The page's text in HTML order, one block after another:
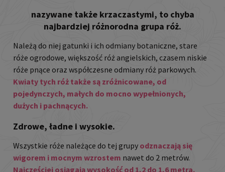
nazywane także krzaczastymi, to chyba
najbardziej różnorodna grupa róż.
Należą do niej gatunki i ich odmiany botaniczne, stare
róże ogrodowe, większość róż angielskich, czasem niskie
róże pnące oraz współczesne odmiany róż parkowych.
Kwiaty tych róż także są zróżnicowane, od
pojedynczych, małych do mocno wypełnionych,
dużych i pachnących.
Zdrowe, ładne i wysokie.
Wszystkie róże należące do tej grupy odznaczają się
wigorem i mocnym wzrostem nawet do 2 metrów.
Najczęściej osiągają wysokość od 1,2 do 1,6 metra.